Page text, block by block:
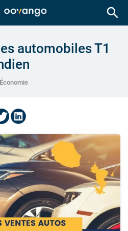
search
automobiles T1
Économie